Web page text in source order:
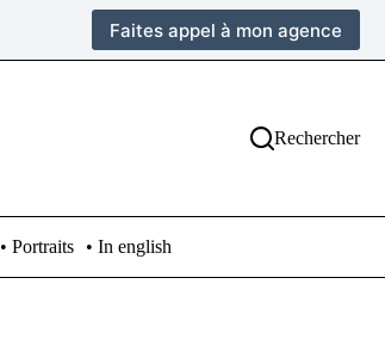
Faites appel à mon agence
Rechercher
• Portraits • In english